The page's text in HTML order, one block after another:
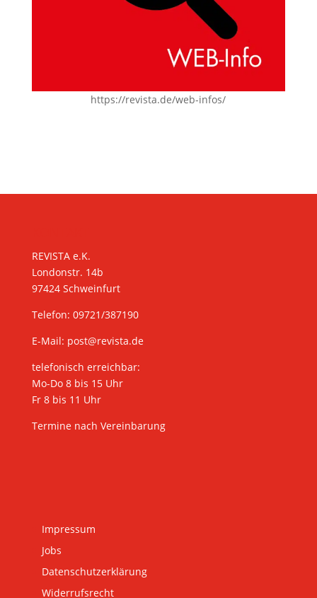
https://revista.de/web-infos/
REVISTA e.K.
Londonstr. 14b
97424 Schweinfurt
Telefon: 09721/387190
E-Mail: post@revista.de
telefonisch erreichbar:
Mo-Do 8 bis 15 Uhr
Fr 8 bis 11 Uhr
Termine nach Vereinbarung
Impressum
Jobs
Datenschutzerklärung
Widerrufsrecht